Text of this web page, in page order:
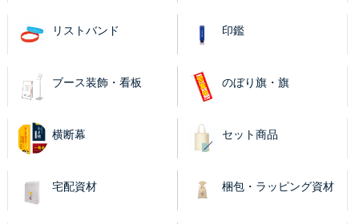
リストバンド 印鑑
ブース装飾・看板 のぼり旗・旗
横断幕 セット商品
宅配資材 梱包・ラッピング資材